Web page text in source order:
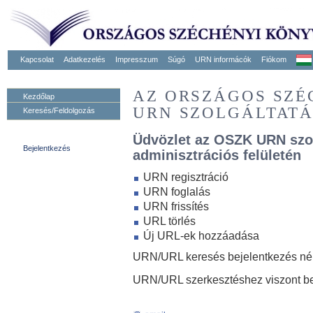
Kapcsolat Adatkezelés Impresszum Súgó URN informácók Fiókom
Kezdőlap
Keresés/Feldolgozás
Bejelentkezés
AZ ORSZÁGOS
URN
Üdvözlet az OSZK URN
adminisztrációs felületén
URN regisztráció
URN foglalás
URN frissítés
URL törlés
Új URL-ek hozzáadása
URN/URL keresés bejelentkezés
URN/URL szerkesztéshez viszont